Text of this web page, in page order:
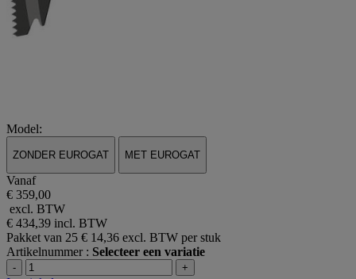
Model:
ZONDER EUROGAT MET EUROGAT
Vanaf
€ 359,00
excl. BTW
€ 434,39 incl. BTW
Pakket van 25 € 14,36 excl. BTW per stuk
Artikelnummer : Selecteer een variatie
- +